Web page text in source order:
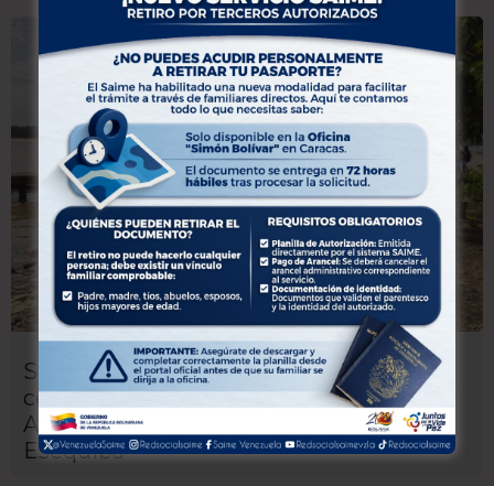
Saime despliega jornada especial de
cedulación en comunidades del Delta
Amacuro y el territorio de la Guayana
Esequiba